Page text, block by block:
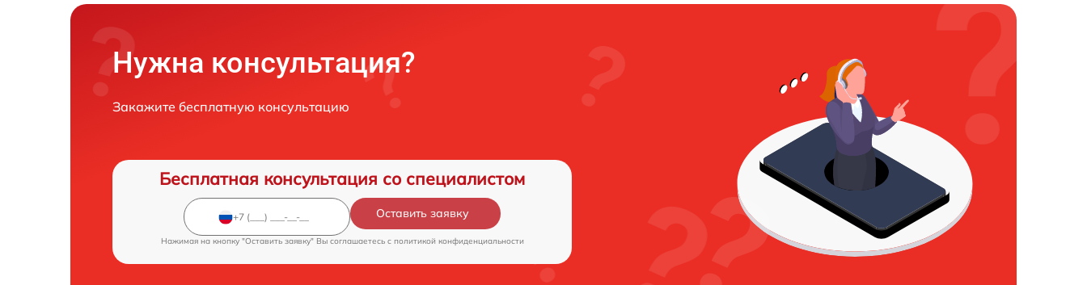
Нужна консультация?
Закажите бесплатную консультацию
Бесплатная консультация со специалистом
Оставить заявку
Нажимая на кнопку "Оставить заявку" Вы соглашаетесь c политикой конфиденциальности